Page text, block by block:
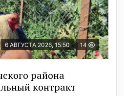
6 АВГУСТА 2026, 15:50 14
района
контракт